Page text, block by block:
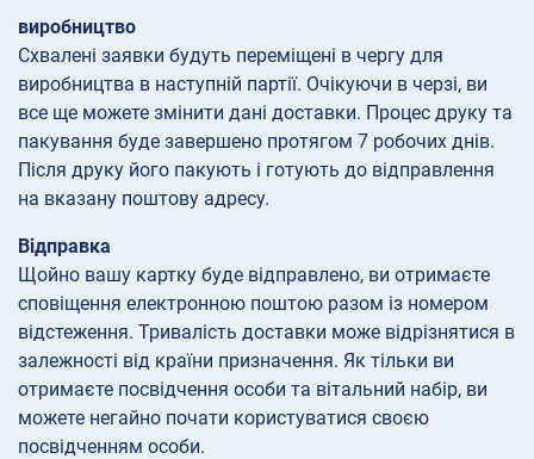
виробництво
Схвалені заявки будуть переміщені в чергу для
виробництва в наступній партії. Очікуючи в черзі, ви
все ще можете змінити дані доставки. Процес друку та
пакування буде завершено протягом 7 робочих днів.
Після друку його пакують і готують до відправлення
на вказану поштову адресу.
Відправка
Щойно вашу картку буде відправлено, ви отримаєте
сповіщення електронною поштою разом із номером
відстеження. Тривалість доставки може відрізнятися в
залежності від країни призначення. Як тільки ви
отримаєте посвідчення особи та вітальний набір, ви
можете негайно почати користуватися своєю
посвідченням особи.